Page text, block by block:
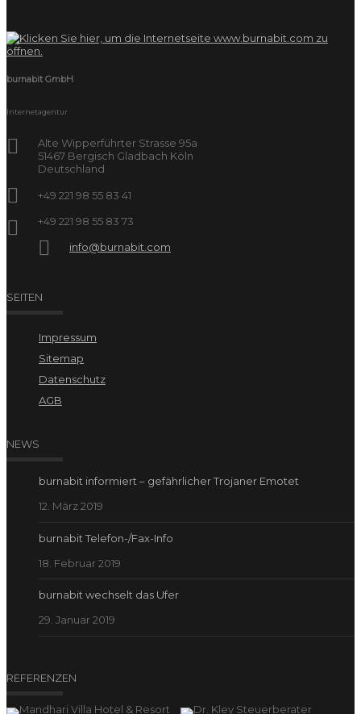
burnabit GmbH
Internetagentur
Alte Wipperführter Strasse 95a
51467 Bergisch Gladbach Köln
Deutschland
+49 221 98 55 83 41
+49 221 98 55 83 73
info@burnabit.com
SEITEN
Impressum
Sitemap
Datenschutz
AGB
NEWS
burnabit informiert – gefährlicher Trojaner Emotet
12. März 2019
burnabit Telefon-/Fax-Info
18. Februar 2019
burnabit wechselt das Ufer
29. Januar 2019
REFERENZEN